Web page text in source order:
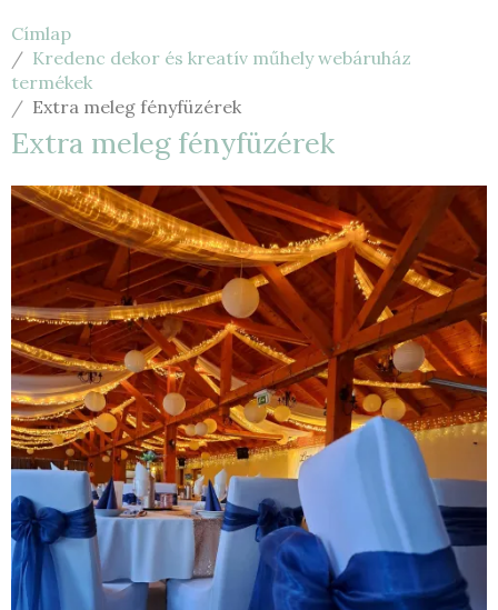
Címlap
Kredenc dekor és kreatív műhely webáruház
termékek
Extra meleg fényfüzérek
Extra meleg fényfüzérek